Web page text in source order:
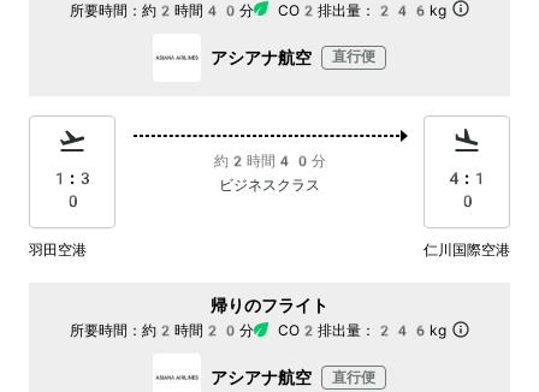
所要時間： 約2時間40分 CO2排出量： 246kg
アシアナ航空 直行便
1:3
0
約2時間40分
ビジネスクラス
4:1
0
羽田空港 仁川国際空港
帰りのフライト
所要時間： 約2時間20分 CO2排出量： 246kg
アシアナ航空 直行便